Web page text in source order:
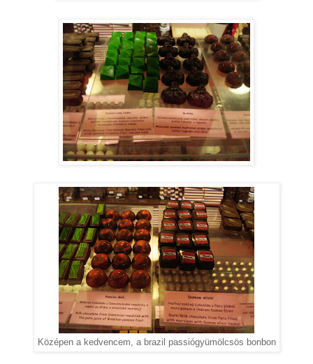
Középen a kedvencem, a brazil passiógyümölcsös bonbon